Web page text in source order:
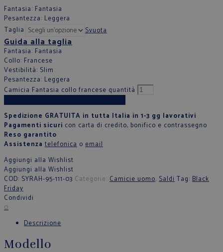
Fantasia: Fantasia
Pesantezza: Leggera
Taglia
Svuota
Guida alla taglia
Fantasia: Fantasia
Collo: Francese
Vestibilità: Slim
Pesantezza: Leggera
Camicia Fantasia collo francese quantità
Spedizione GRATUITA in tutta Italia in 1-3 gg lavorativi
Pagamenti sicuri con carta di credito, bonifico e contrassegno
Reso garantito
Assistenza telefonica o email
Aggiungi alla Wishlist
Aggiungi alla Wishlist
COD: SYRAH-95-111-03 Categorie: Camicie uomo, SaldiTag: Black
Friday
Condividi
0
Descrizione
Modello